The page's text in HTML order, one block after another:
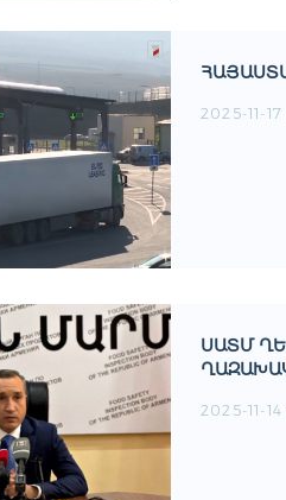
2025-11-
ՍԱՏՄ
2025-11-